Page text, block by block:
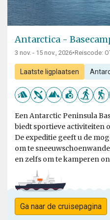
Antarctica -
3 nov. - 15 nov., 2026•Reiscode:
Laatste ligplaatsen
Een Antarctic Peninsula
biedt sportieve activiteiten
De expeditie geeft u de
om te
en zelfs om te kamperen
Ga naar de cruisepagina